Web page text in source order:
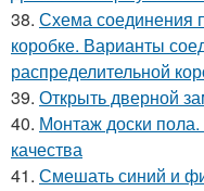
38. Схема соединения
коробке. Варианты
распределительной
39. Открыть дверной
40. Монтаж доски
качества
41. Смешать синий и